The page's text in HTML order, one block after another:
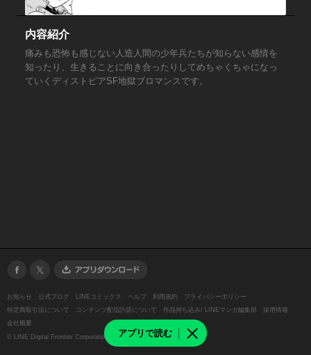
アプリで読む
内容紹介
痛みも恐怖も感じない人造人間の少年兵たちが知らない感情を
知ったり、生きることに向き合ったりしてめちゃくちゃになっ
ていくディストピアSF地獄ブロマンスです。
お知らせ 公式ブログ LINEコミックス ヘルプ 利用規約
プライバシーポリシー
特定商取引法について
コンテンツ配信許諾について 作品持ち込み/ LINEマンガ編集部
採用情報
会社概要
© LINE Digital Frontier Corporation